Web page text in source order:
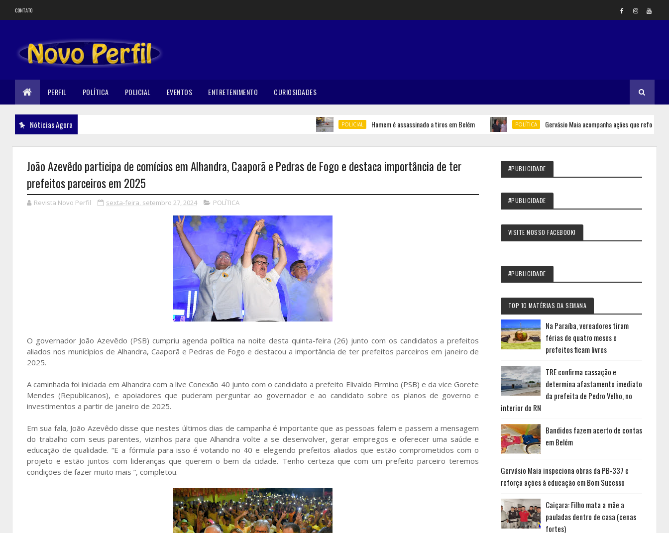
CONTATO
PERFIL POLÍTICA POLICIAL EVENTOS ENTRETENIMENTO CURIOSIDADES
Nóticias Agora POLICIAL Homem é assassinado a tiros em Belém POLÍTICA Gervásio Maia acompanha ações que reforçam
João Azevêdo participa de comícios em Alhandra, Caaporã e Pedras de Fogo e destaca importância de ter
prefeitos parceiros em 2025
Revista Novo Perfil sexta-feira, setembro 27, 2024 POLÍTICA
O governador João Azevêdo (PSB) cumpriu agenda política na noite desta quinta-feira (26) junto com os candidatos a prefeitos
aliados nos municípios de Alhandra, Caaporã e Pedras de Fogo e destacou a importância de ter prefeitos parceiros em janeiro de
2025.
A caminhada foi iniciada em Alhandra com a live Conexão 40 junto com o candidato a prefeito Elivaldo Firmino (PSB) e da vice Gorete
Mendes (Republicanos), e apoiadores que puderam perguntar ao governador e ao candidato sobre os planos de governo e
investimentos a partir de janeiro de 2025.
Em sua fala, João Azevêdo disse que nestes últimos dias de campanha é importante que as pessoas falem e passem a mensagem
do trabalho com seus parentes, vizinhos para que Alhandra volte a se desenvolver, gerar empregos e oferecer uma saúde e
educação de qualidade. “E a fórmula para isso é votando no 40 e elegendo prefeitos aliados que estão comprometidos com o
projeto e estão juntos com lideranças que querem o bem da cidade. Tenho certeza que com um prefeito parceiro teremos
condições de fazer muito mais ”, completou.
#PUBLICIDADE
#PUBLICIDADE
VISITE NOSSO FACEBOOK!
#PUBLICIDADE
TOP 10 MATÉRIAS DA SEMANA
Na Paraíba, vereadores tiram
férias de quatro meses e
prefeitos ficam livres
TRE confirma cassação e
determina afastamento imediato
da prefeita de Pedro Velho, no
interior do RN
Bandidos fazem acerto de contas
em Belém
Gervásio Maia inspeciona obras da PB-337 e
reforça ações à educação em Bom Sucesso
Caiçara: Filho mata a mãe a
pauladas dentro de casa (cenas
fortes)